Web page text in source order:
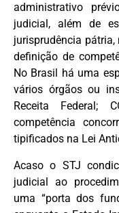
administrativo
judicial, além de
jurisprudência pátria,
definição de
No Brasil há uma
vários órgãos ou
Receita Federal;
competência
tipificados na Lei
Acaso o STJ
judicial ao
uma “porta dos